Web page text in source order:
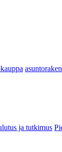
ja tutkimus